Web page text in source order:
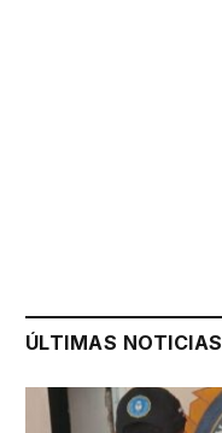
ÚLTIMAS NOTICIAS